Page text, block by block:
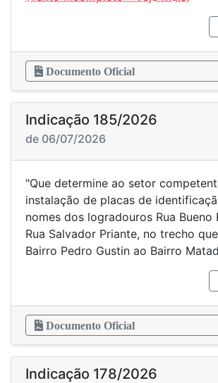
Documento Oficial
Indicação 185/2026
de 06/07/2026
"Que determine ao setor
instalação de placas de
nomes dos logradouros Rua Bueno
Rua Salvador Priante, no trecho
Bairro Pedro Gustin ao Bairro
Documento Oficial
Indicação 178/2026